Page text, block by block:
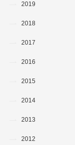
2019
2018
2017
2016
2015
2014
2013
2012